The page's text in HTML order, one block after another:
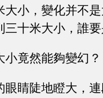
大小，變化并不
三十米大小，誰
小竟然能夠變幻？
眼睛陡地瞪大，